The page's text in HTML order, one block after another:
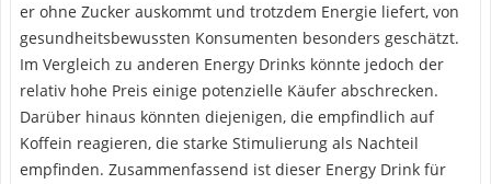
er ohne Zucker auskommt und trotzdem Energie liefert, von
gesundheitsbewussten Konsumenten besonders geschätzt.
Im Vergleich zu anderen Energy Drinks könnte jedoch der
relativ hohe Preis einige potenzielle Käufer abschrecken.
Darüber hinaus könnten diejenigen, die empfindlich auf
Koffein reagieren, die starke Stimulierung als Nachteil
empfinden. Zusammenfassend ist dieser Energy Drink für